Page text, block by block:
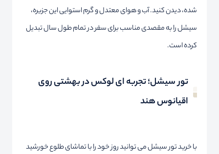
شده، دیدن کنید. آب و هوای معتدل و گرم استوایی این جزیره،
سیشل را به مقصدی مناسب برای سفر در تمام طول سال تبدیل
کرده است.
تور سیشل؛ تجربه ای لوکس در بهشتی روی
اقیانوس هند
با خرید تور سیشل می توانید روز خود را با تماشای طلوع خورشید